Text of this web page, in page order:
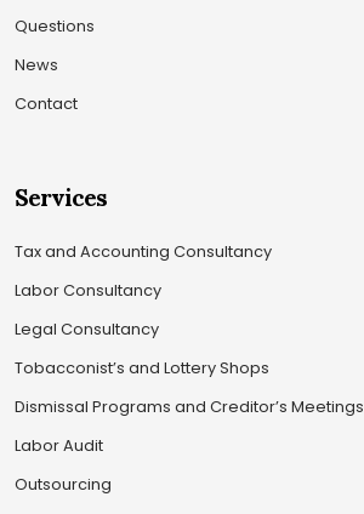
Questions
News
Contact
Services
Tax and Accounting Consultancy
Labor Consultancy
Legal Consultancy
Tobacconist’s and Lottery Shops
Dismissal Programs and Creditor’s Meetings
Labor Audit
Outsourcing